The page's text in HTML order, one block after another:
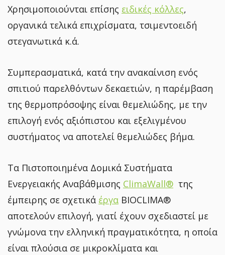
Χρησιμοποιούνται επίσης ειδικές κόλλες,
οργανικά τελικά επιχρίσματα, τσιμεντοειδή
στεγανωτικά κ.ά.
Συμπερασματικά, κατά την ανακαίνιση ενός
σπιτιού παρελθόντων δεκαετιών, η παρέμβαση
της θερμοπρόσοψης είναι θεμελιώδης, με την
επιλογή ενός αξιόπιστου και εξελιγμένου
συστήματος να αποτελεί θεμελιώδες βήμα.
Τα Πιστοποιημένα Δομικά Συστήματα
Ενεργειακής Αναβάθμισης ClimaWall® της
έμπειρης σε σχετικά έργα BIOCLIMA®
αποτελούν επιλογή, γιατί έχουν σχεδιαστεί με
γνώμονα την ελληνική πραγματικότητα, η οποία
είναι πλούσια σε μικροκλίματα και